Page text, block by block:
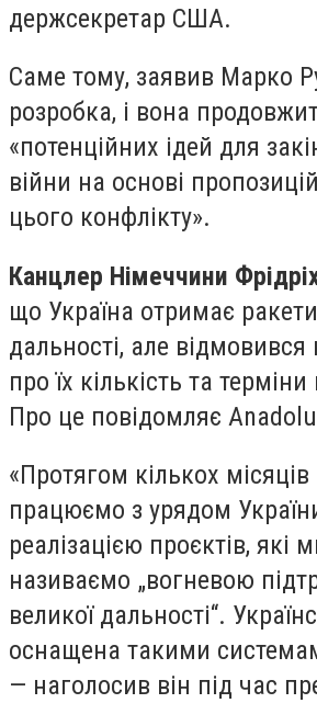
держсекретар США.
Саме тому, заявив Марко
розробка, і вона
«потенційних ідей для
війни на основі
цього конфлікту».
Канцлер Німеччини
що Україна отримає
дальності, але відмовився
про їх кількість та
Про це повідомляє
«Протягом кількох
працюємо з урядом
реалізацією проєктів, які
називаємо „вогневою
великої дальності“.
оснащена такими
— наголосив він під час